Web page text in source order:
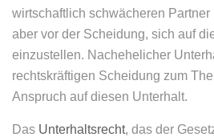
wirtschaftlich schwächeren Partner
aber vor der Scheidung, sich auf
einzustellen. Nachehelicher
rechtskräftigen Scheidung zum
Anspruch auf diesen Unterhalt.
Das Unterhaltsrecht, das der